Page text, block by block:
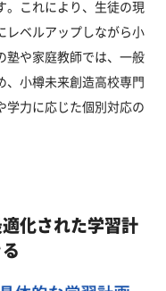
。これにより、生徒の現
レベルアップしながら小
塾や家庭教師では、一般
、小樽未来創造高校専門
学力に応じた個別対応の
化された学習計